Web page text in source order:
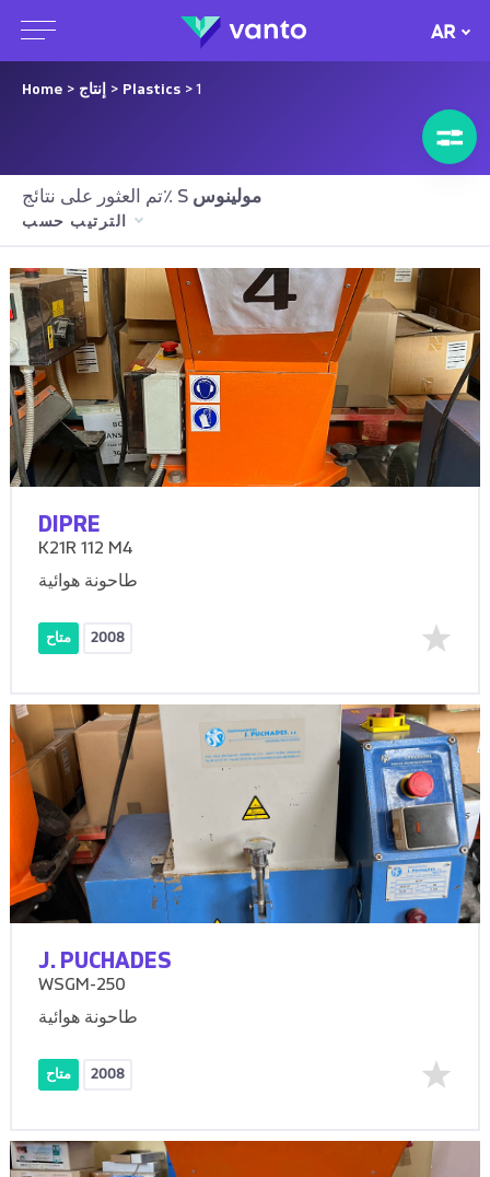
AR
Home > إنتاج > Plastics > 1
تم العثور على نتائج٪ S مولينوس
الترتيب حسب
DIPRE
K21R 112 M4
طاحونة هوائية
متاح 2008
J. PUCHADES
WSGM-250
طاحونة هوائية
متاح 2008